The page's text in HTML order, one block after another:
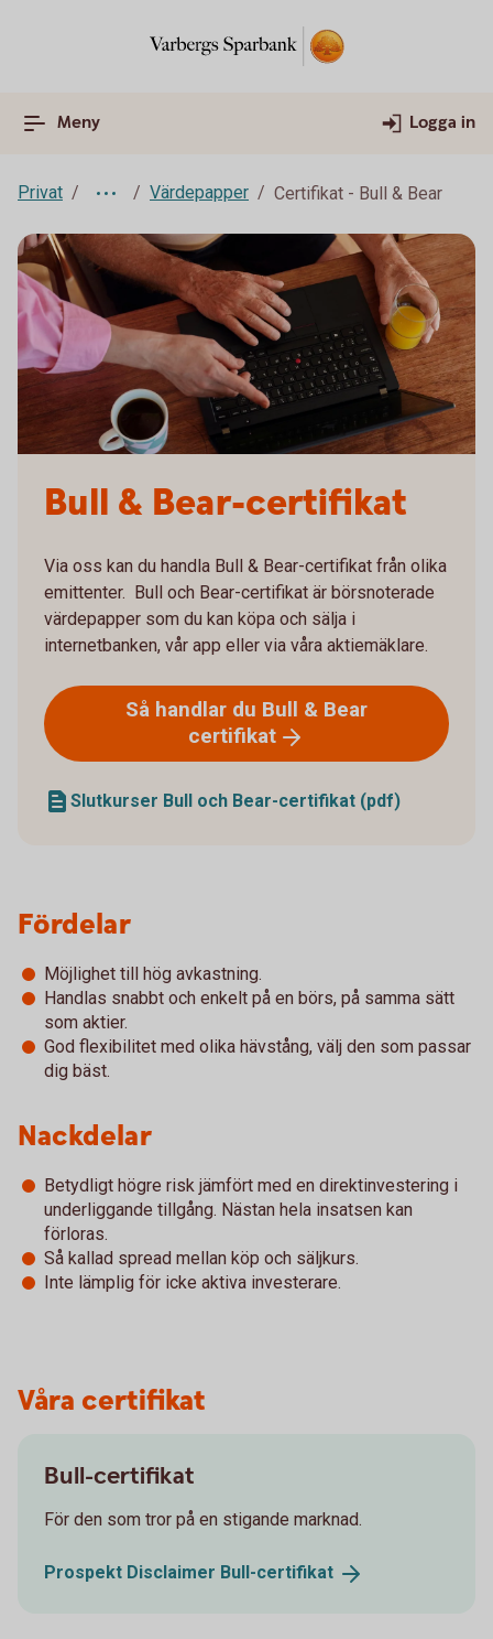
Meny Logga in
Privat Värdepapper Certifikat - Bull & Bear
Bull & Bear-certifikat
Via oss kan du handla Bull & Bear-certifikat från olika
emittenter. Bull och Bear-certifikat är börsnoterade
värdepapper som du kan köpa och sälja i
internetbanken, vår app eller via våra aktiemäklare.
Så handlar du Bull & Bear
certifikat
Slutkurser Bull och Bear-certifikat (pdf)
Fördelar
Möjlighet till hög avkastning.
Handlas snabbt och enkelt på en börs, på samma sätt
som aktier.
God flexibilitet med olika hävstång, välj den som passar
dig bäst.
Nackdelar
Betydligt högre risk jämfört med en direktinvestering i
underliggande tillgång. Nästan hela insatsen kan
förloras.
Så kallad spread mellan köp och säljkurs.
Inte lämplig för icke aktiva investerare.
Våra certifikat
Bull-certifikat
För den som tror på en stigande marknad.
Prospekt Disclaimer Bull-certifikat